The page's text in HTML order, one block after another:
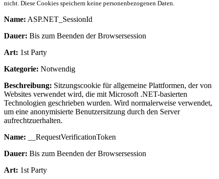
nicht. Diese Cookies speichern keine personenbezogenen Daten.
Name: ASP.NET_SessionId
Dauer: Bis zum Beenden der Browsersession
Art: 1st Party
Kategorie: Notwendig
Beschreibung: Sitzungscookie für allgemeine Plattformen, der von
Websites verwendet wird, die mit Microsoft .NET-basierten
Technologien geschrieben wurden. Wird normalerweise verwendet,
um eine anonymisierte Benutzersitzung durch den Server
aufrechtzuerhalten.
Name: __RequestVerificationToken
Dauer: Bis zum Beenden der Browsersession
Art: 1st Party